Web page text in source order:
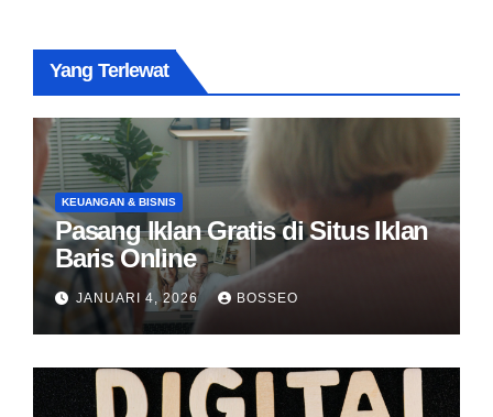
Yang Terlewat
KEUANGAN & BISNIS
Pasang Iklan Gratis di Situs Iklan
Baris Online
JANUARI 4, 2026 BOSSEO